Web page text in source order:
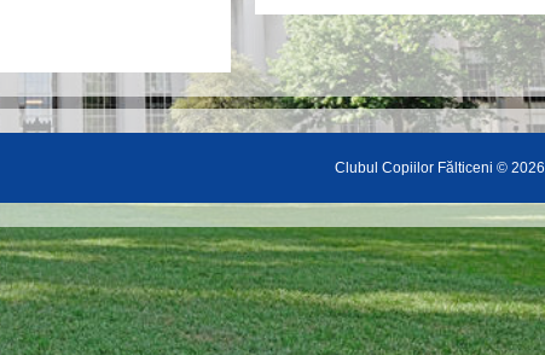
Clubul Copiilor Fălticeni © 2026